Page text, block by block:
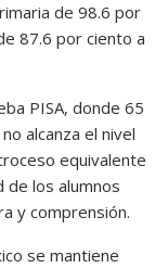
de 98.6 por
87.6 por ciento a
PISA, donde 65
alcanza el nivel
equivalente
de los alumnos
y comprensión.
se mantiene